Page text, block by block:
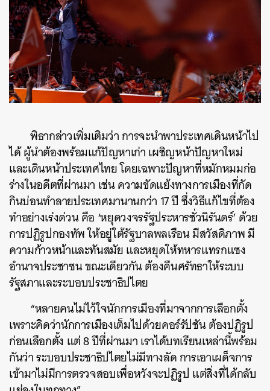
พิธากล่าวเพิ่มเติมว่า การจะนำพาประเทศเดินหน้าไป
ได้ ผู้นำต้องพร้อมแก้ปัญหาเก่า เผชิญหน้าปัญหาใหม่
และเดินหน้าประเทศไทย โดยเฉพาะปัญหาที่หมักหมมก่อ
ร่างในอดีตที่ผ่านมา เช่น ความขัดแย้งทางการเมืองที่กัด
กินบ่อนทำลายประเทศมานานกว่า 17 ปี ซึ่งวิธีแก้ไขที่ต้อง
ทำอย่างเร่งด่วน คือ ‘หยุดวงจรรัฐประหารชั่วนิรันดร์’ ด้วย
การปฏิรูปกองทัพ ให้อยู่ใต้รัฐบาลพลเรือน มีสวัสดิภาพ มี
ความก้าวหน้าและทันสมัย และหยุดให้ทหารแทรกแซง
อำนาจประชาชน ขณะเดียวกัน ต้องคืนศรัทธาให้ระบบ
รัฐสภาและระบอบประชาธิปไตย
“หลายคนไม่ไว้ใจนักการเมืองที่มาจากการเลือกตั้ง
เพราะคิดว่านักการเมืองเต็มไปด้วยคอร์รัปชัน ต้องปฏิรูป
ก่อนเลือกตั้ง แต่ 8 ปีที่ผ่านมา เราได้บทเรียนเหล่านี้พร้อม
กันว่า ระบอบประชาธิปไตยไม่มีทางลัด การเอาเผด็จการ
เข้ามาไม่มีการตรวจสอบเพื่อหวังจะปฏิรูป แต่สิ่งที่ได้กลับ